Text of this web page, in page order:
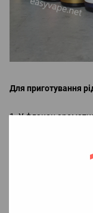
Для приготування
1. У флакон
якщо не додати